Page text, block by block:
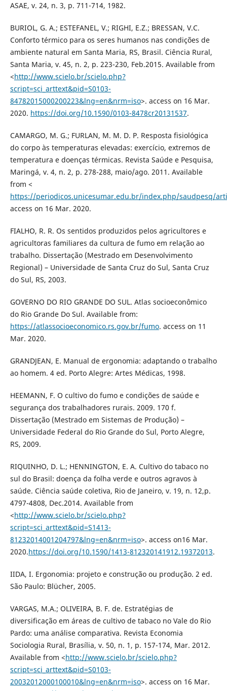
ASAE, v. 24, n. 3, p. 711-714, 1982.
BURIOL, G. A.; ESTEFANEL, V.; RIGHI, E.Z.; BRESSAN, V.C.
Conforto térmico para os seres humanos nas condições de
ambiente natural em Santa Maria, RS, Brasil. Ciência Rural,
Santa Maria, v. 45, n. 2, p. 223-230, Feb.2015. Available from
<http://www.scielo.br/scielo.php?
script=sci_arttext&pid=S0103-
84782015000200223&lng=en&nrm=iso>. access on 16 Mar.
2020. https://doi.org/10.1590/0103-8478cr20131537.
CAMARGO, M. G.; FURLAN, M. M. D. P. Resposta fisiológica
do corpo às temperaturas elevadas: exercício, extremos de
temperatura e doenças térmicas. Revista Saúde e Pesquisa,
Maringá, v. 4, n. 2, p. 278-288, maio/ago. 2011. Available
from <
https://periodicos.unicesumar.edu.br/index.php/saudpesq/
access on 16 Mar. 2020.
FIALHO, R. R. Os sentidos produzidos pelos agricultores e
agricultoras familiares da cultura de fumo em relação ao
trabalho. Dissertação (Mestrado em Desenvolvimento
Regional) – Universidade de Santa Cruz do Sul, Santa Cruz
do Sul, RS, 2003.
GOVERNO DO RIO GRANDE DO SUL. Atlas socioeconômico
do Rio Grande Do Sul. Available from:
https://atlassocioeconomico.rs.gov.br/fumo. access on 11
Mar. 2020.
GRANDJEAN, E. Manual de ergonomia: adaptando o trabalho
ao homem. 4 ed. Porto Alegre: Artes Médicas, 1998.
HEEMANN, F. O cultivo do fumo e condições de saúde e
segurança dos trabalhadores rurais. 2009. 170 f.
Dissertação (Mestrado em Sistemas de Produção) –
Universidade Federal do Rio Grande do Sul, Porto Alegre,
RS, 2009.
RIQUINHO, D. L.; HENNINGTON, E. A. Cultivo do tabaco no
sul do Brasil: doença da folha verde e outros agravos à
saúde. Ciência saúde coletiva, Rio de Janeiro, v. 19, n. 12,p.
4797-4808, Dec.2014. Available from
<http://www.scielo.br/scielo.php?
script=sci_arttext&pid=S1413-
81232014001204797&lng=en&nrm=iso>. access on16 Mar.
2020.https://doi.org/10.1590/1413-812320141912.19372013.
IIDA, I. Ergonomia: projeto e construção ou produção. 2 ed.
São Paulo: Blücher, 2005.
VARGAS, M.A.; OLIVEIRA, B. F. de. Estratégias de
diversificação em áreas de cultivo de tabaco no Vale do Rio
Pardo: uma análise comparativa. Revista Economia
Sociologia Rural, Brasília, v. 50, n. 1, p. 157-174, Mar. 2012.
Available from <http://www.scielo.br/scielo.php?
script=sci_arttext&pid=S0103-
20032012000100010&lng=en&nrm=iso>. access on 16 Mar.